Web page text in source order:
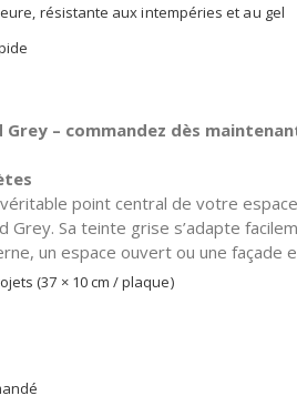
résistante aux intempéries et au gel
– commandez dès
point central de votre
Grey. Sa teinte grise s’adapte
un espace ouvert ou une
(37 × 10 cm / plaque)